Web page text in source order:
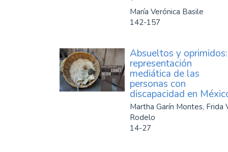
María Verónica Basile
142-157
Absueltos y oprimidos:
representación
mediática de las
personas con
discapacidad en
Martha Garín Montes, Frida
Rodelo
14-27